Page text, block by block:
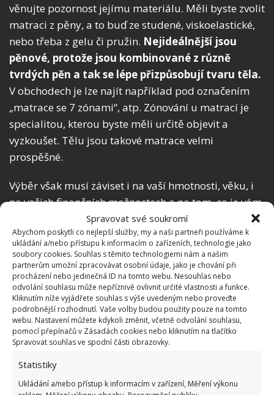
Spravovat své soukromí
Abychom poskytli co nejlepší služby, my a naši partneři používáme k
ukládání a/nebo přístupu k informacím o zařízeních, technologie jako
soubory cookies. Souhlas s těmito technologiemi nám a našim
partnerům umožní zpracovávat osobní údaje, jako je chování při
procházení nebo jedinečná ID na tomto webu. Nesouhlas nebo
odvolání souhlasu může nepříznivě ovlivnit určité vlastnosti a funkce.
Kliknutím níže vyjádřete souhlas s výše uvedeným nebo proveďte
podrobnější rozhodnutí. Vaše volby budou použity pouze na tomto
webu. Nastavení můžete kdykoli změnit, včetně odvolání souhlasu,
pomocí přepínačů v Zásadách cookies nebo kliknutím na tlačítko
Spravovat souhlas ve spodní části obrazovky.
Statistiky
Ukládání a/nebo přístup k informacím v zařízení, Měření výkonu
věnujte pozornost jejímu materiálu. Měli byste zvolit
matraci z pěny, a to buď ze studené, viskoelastické,
nebo třeba z gelu či pružin. Nejideálnější jsou
pěnové, protože jsou kombinované z různě
tvrdých pěn a tak se lépe přizpůsobují tvaru těla.
V obchodech je lze najít například pod označením
„matrace se 7 zónami“, atp. Zónování u matrací je
specialitou, kterou byste měli určitě objevit a
vyzkoušet. Tělu jsou takové matrace velmi
prospěšné.
Výběr však musí záviset i na vaší hmotnosti, věku, i
na vašich finančních možnostech a na tom, co je vám
osobně pohodlné, na to nikdy nezapomínejte.
Jak souvisí matrace a rošty?
Rošty hrají velkou roli v tom, jakou podpěru tělu
poskytneme. Matrace totiž není všechno a mylně si
můžete myslet, že může jen tak ležet na čemkoliv,
třeba na zemi.Rošty zaručují jak zmíněnou
podpěru matrace, a tedy těla, ale zároveň
nabývají schopnosti ovlivnit náš spánek.
Kdysi stačila pevná deska, dnes jde o nejhorší